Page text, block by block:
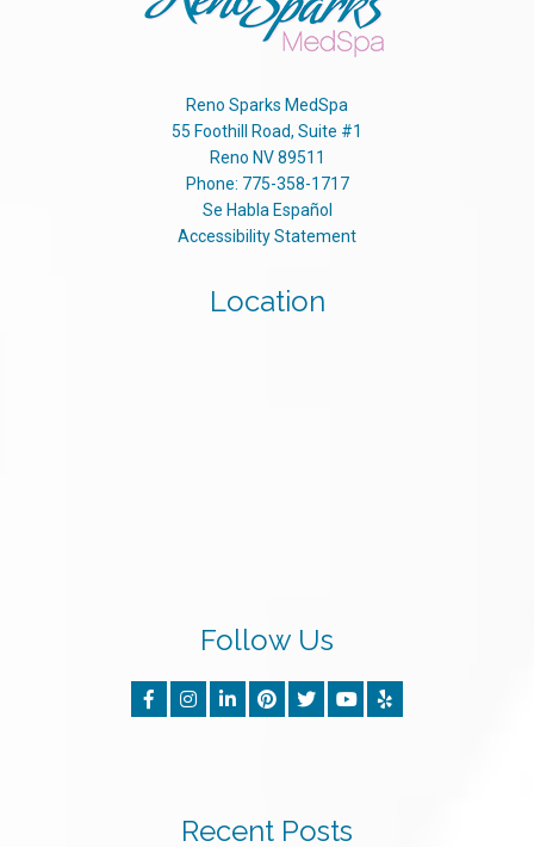
Reno Sparks MedSpa
55 Foothill Road, Suite #1
Reno NV 89511
Phone: 775-358-1717
Se Habla Español
Accessibility Statement
Location
Follow Us
Recent Posts